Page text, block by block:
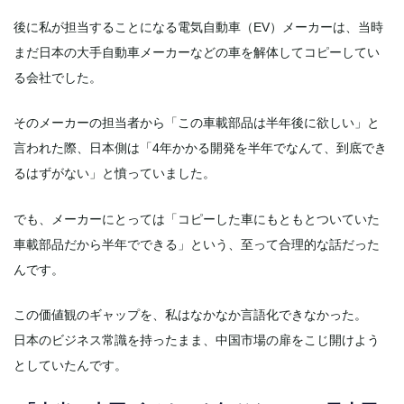
後に私が担当することになる電気自動車（EV）メーカーは、当時
まだ日本の大手自動車メーカーなどの車を解体してコピーしてい
る会社でした。
そのメーカーの担当者から「この車載部品は半年後に欲しい」と
言われた際、日本側は「4年かかる開発を半年でなんて、到底でき
るはずがない」と憤っていました。
でも、メーカーにとっては「コピーした車にもともとついていた
車載部品だから半年でできる」という、至って合理的な話だった
んです。
この価値観のギャップを、私はなかなか言語化できなかった。
日本のビジネス常識を持ったまま、中国市場の扉をこじ開けよう
としていたんです。